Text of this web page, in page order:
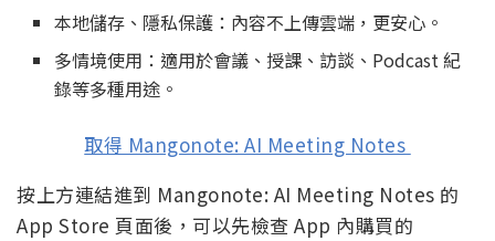
本地儲存、隱私保護：內容不上傳雲端，更安心。
多情境使用：適用於會議、授課、訪談、Podcast 紀
錄等多種用途。
取得 Mangonote: AI Meeting Notes
按上方連結進到 Mangonote: AI Meeting Notes 的
App Store 頁面後，可以先檢查 App 內購買的